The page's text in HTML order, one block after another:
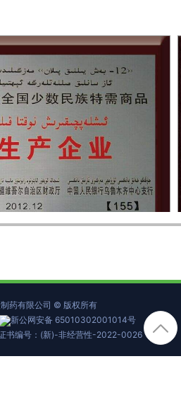
药有限公司 © 版权所有
新公网安备 65010302001014号
书编号：(新)-非经营性-2022-0026